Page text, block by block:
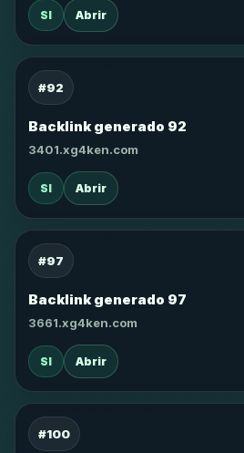
SI Abrir
#92
Backlink generado 92
3401.xg4ken.com
SI Abrir
#97
Backlink generado 97
3661.xg4ken.com
SI Abrir
#100